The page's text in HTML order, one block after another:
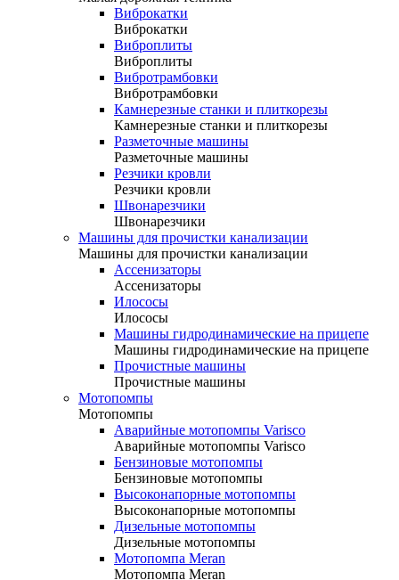
Виброкатки
Виброкатки
Виброплиты
Виброплиты
Вибротрамбовки
Вибротрамбовки
Камнерезные станки и плиткорезы
Камнерезные станки и плиткорезы
Разметочные машины
Разметочные машины
Резчики кровли
Резчики кровли
Швонарезчики
Швонарезчики
Машины для прочистки канализации
Машины для прочистки канализации
Ассенизаторы
Ассенизаторы
Илососы
Илососы
Машины гидродинамические на прицепе
Машины гидродинамические на прицепе
Прочистные машины
Прочистные машины
Мотопомпы
Мотопомпы
Аварийные мотопомпы Varisco
Аварийные мотопомпы Varisco
Бензиновые мотопомпы
Бензиновые мотопомпы
Высоконапорные мотопомпы
Высоконапорные мотопомпы
Дизельные мотопомпы
Дизельные мотопомпы
Мотопомпа Meran
Мотопомпа Meran